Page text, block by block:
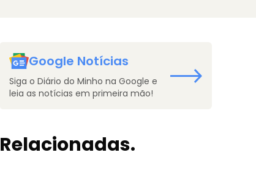
Google Notícias
Siga o Diário do Minho na Google e
leia as notícias em primeira mão!
Relacionadas.